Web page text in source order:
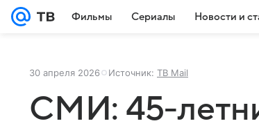
Фильмы Сериалы Новости и
30 апреля 2026 Источник: ТВ Mail
СМИ: 45-